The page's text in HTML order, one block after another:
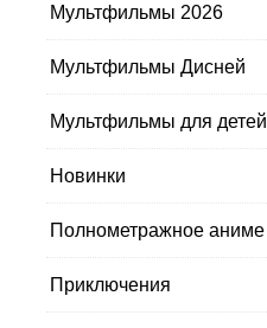
Мультфильмы 2026
Мультфильмы Дисней
Мультфильмы для детей
Новинки
Полнометражное аниме
Приключения